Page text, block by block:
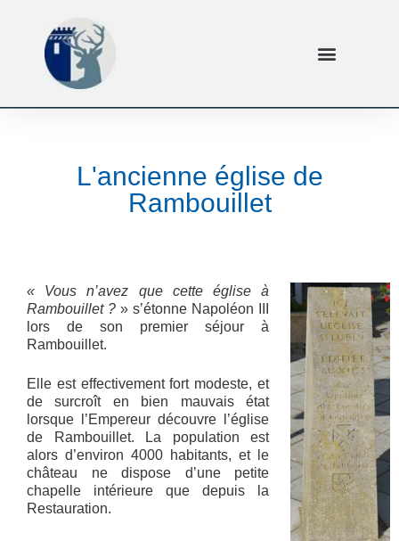
L'ancienne église de
Rambouillet
« Vous n’avez que cette église à
Rambouillet ? » s’étonne Napoléon III
lors de son premier séjour à
Rambouillet.
Elle est effectivement fort modeste, et
de surcroît en bien mauvais état
lorsque l’Empereur découvre l’église
de Rambouillet. La population est
alors d’environ 4000 habitants, et le
château ne dispose d’une petite
chapelle intérieure que depuis la
Restauration.